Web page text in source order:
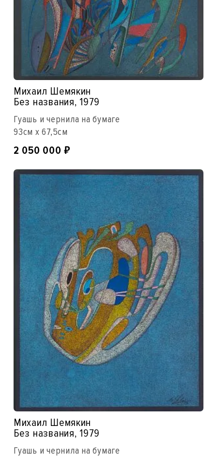
Михаил Шемякин
Без названия, 1979
Гуашь и чернила на бумаге
93см x 67,5см
2 050 000₽
Михаил Шемякин
Без названия, 1979
Гуашь и чернила на бумаге